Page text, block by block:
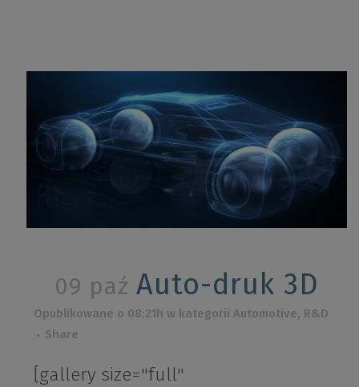
09 paź Auto-druk 3D
Opublikowane o 08:21h w kategoriiAutomotive, R&D
Share
[gallery size="full"